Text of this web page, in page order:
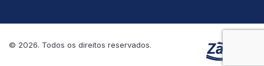
© 2026. Todos os direitos reservados.